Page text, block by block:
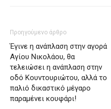
Προηγούμενο άρθρο
Έγινε η ανάπλαση στην αγορά
Αγίου Νικολάου, θα
τελειώσει η ανάπλαση στην
οδό Κουντουριώτου, αλλά το
παλιό δικαστικό μέγαρο
παραμένει κουφάρι!